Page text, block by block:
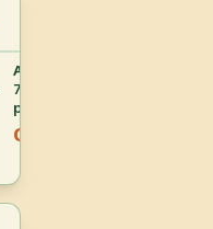
Amazon: 2ª unidad con
70% de descuento en
productos de
supermercado
seleccionados
CUPÓN